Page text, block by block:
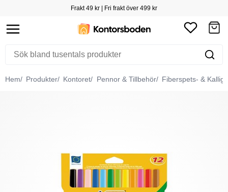
Frakt 49 kr | Fri frakt över 499 kr
Hem Produkter Kontoret Pennor & Tillbehör Fiberspets- &